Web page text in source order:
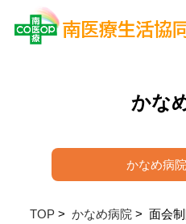
かな
かなめ病
TOP> かなめ病院 > 面会制